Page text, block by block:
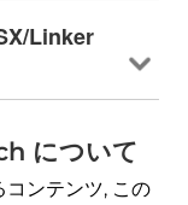
Linker
について
ンテンツ, この